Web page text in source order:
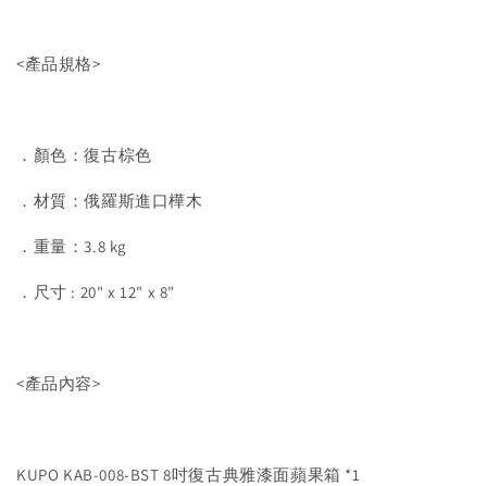
<產品規格>
．顏色：復古棕色
．材質：俄羅斯進口樺木
．重量：3.8 kg
．尺寸 : 20" x 12" x 8"
<產品內容>
KUPO KAB-008-BST 8吋復古典雅漆面蘋果箱 *1